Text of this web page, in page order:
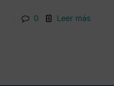
0 Leer más